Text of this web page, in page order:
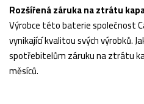
Rozšířená záruka na ztrátu
Výrobce této baterie společnost
vynikající kvalitou svých výrobků.
spotřebitelům záruku na ztrátu
měsíců.